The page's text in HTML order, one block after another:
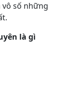
số những
là gì